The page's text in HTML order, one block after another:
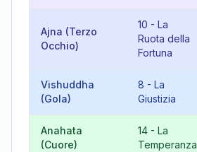
Ajna (Terzo
Occhio)
10 - La
Ruota della
Fortuna
Vishuddha
(Gola)
8 - La
Giustizia
Anahata
(Cuore)
14 - La
Temperanza